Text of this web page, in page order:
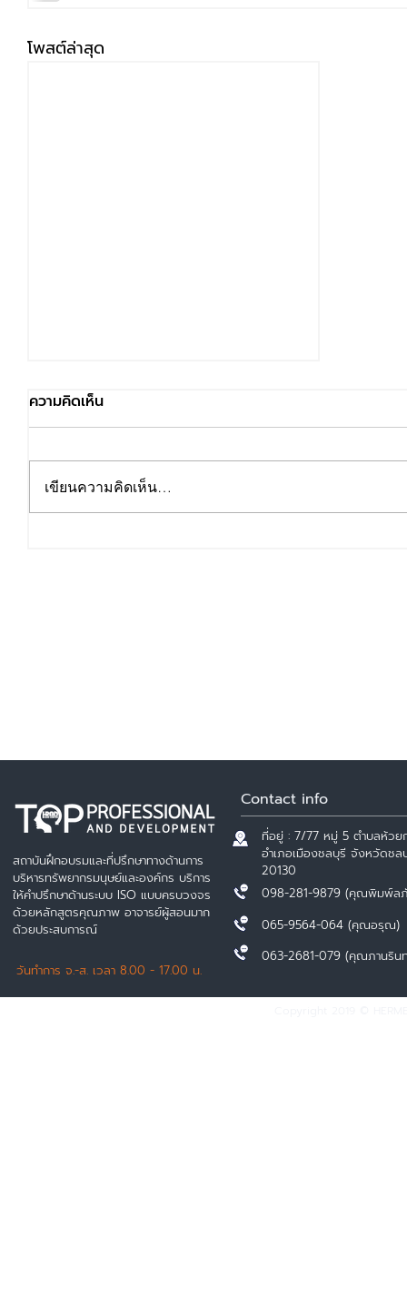
โพสต์ล่าสุด
ความคิดเห็น
เขียนความคิดเห็น…
สถาบันฝึกอบรมและที่ปรึกษาทางด้านการ
บริหารทรัพยากรมนุษย์และองค์กร บริการ
ให้คำปรึกษาด้านระบบ ISO แบบครบวงจร
ด้วยหลักสูตรคุณภาพ อาจารย์ผู้สอนมาก
ด้วยประสบการณ์
วันทำการ จ.-ส. เวลา 8.00 - 17.00 น.
Contact info
ที่อยู่ : 7/77 หมู่ 5 ตำบลห้วย
อำเภอเมืองชลบุรี จังหวัดชล
20130
098-281-9879 (คุณพิมพ์ล
065-9564-064 (คุณอรุณ)
063-2681-079 (คุณภานริน